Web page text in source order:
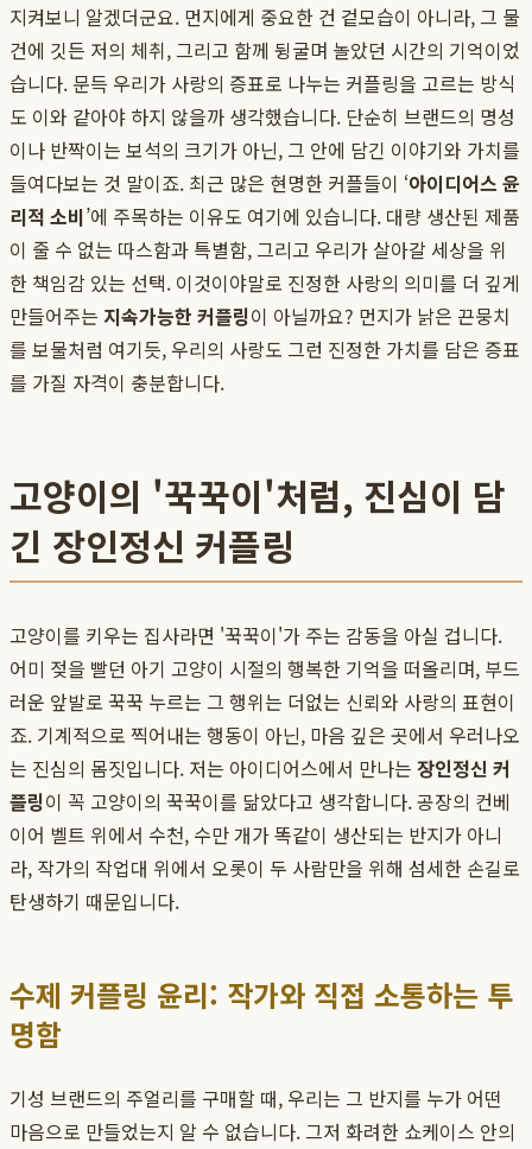
지켜보니 알겠더군요. 먼지에게 중요한 건 겉모습이 아니라, 그 물
건에 깃든 저의 체취, 그리고 함께 뒹굴며 놀았던 시간의 기억이었
습니다. 문득 우리가 사랑의 증표로 나누는 커플링을 고르는 방식
도 이와 같아야 하지 않을까 생각했습니다. 단순히 브랜드의 명성
이나 반짝이는 보석의 크기가 아닌, 그 안에 담긴 이야기와 가치를
들여다보는 것 말이죠. 최근 많은 현명한 커플들이 ‘아이디어스 윤
리적 소비’에 주목하는 이유도 여기에 있습니다. 대량 생산된 제품
이 줄 수 없는 따스함과 특별함, 그리고 우리가 살아갈 세상을 위
한 책임감 있는 선택. 이것이야말로 진정한 사랑의 의미를 더 깊게
만들어주는 지속가능한 커플링이 아닐까요? 먼지가 낡은 끈뭉치
를 보물처럼 여기듯, 우리의 사랑도 그런 진정한 가치를 담은 증표
를 가질 자격이 충분합니다.
고양이의 '꾹꾹이'처럼, 진심이 담
긴 장인정신 커플링
고양이를 키우는 집사라면 '꾹꾹이'가 주는 감동을 아실 겁니다.
어미 젖을 빨던 아기 고양이 시절의 행복한 기억을 떠올리며, 부드
러운 앞발로 꾹꾹 누르는 그 행위는 더없는 신뢰와 사랑의 표현이
죠. 기계적으로 찍어내는 행동이 아닌, 마음 깊은 곳에서 우러나오
는 진심의 몸짓입니다. 저는 아이디어스에서 만나는 장인정신 커
플링이 꼭 고양이의 꾹꾹이를 닮았다고 생각합니다. 공장의 컨베
이어 벨트 위에서 수천, 수만 개가 똑같이 생산되는 반지가 아니
라, 작가의 작업대 위에서 오롯이 두 사람만을 위해 섬세한 손길로
탄생하기 때문입니다.
수제 커플링 윤리: 작가와 직접 소통하는 투
명함
기성 브랜드의 주얼리를 구매할 때, 우리는 그 반지를 누가 어떤
마음으로 만들었는지 알 수 없습니다. 그저 화려한 쇼케이스 안의